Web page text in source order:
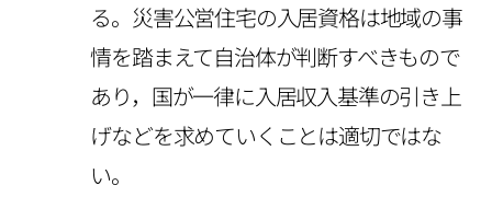
る。災害公営住宅の入居資格は地域の事
情を踏まえて自治体が判断すべきもので
あり，国が一律に入居収入基準の引き上
げなどを求めていくことは適切ではな
い。